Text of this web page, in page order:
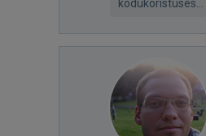
kodukoristuses...